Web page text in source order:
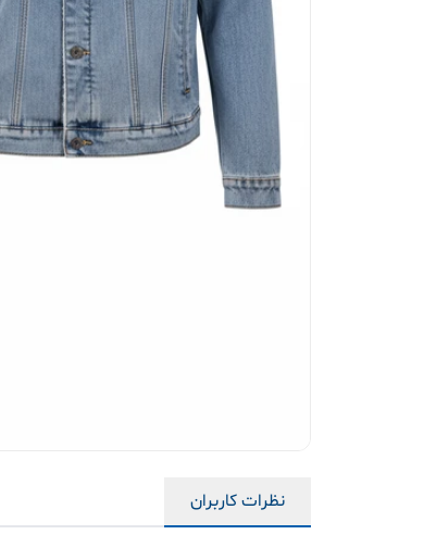
نظرات کاربران